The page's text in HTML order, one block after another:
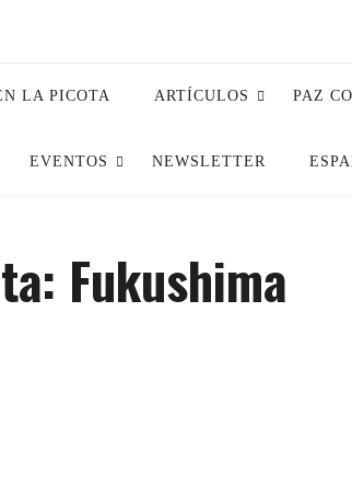
LA PICOTA ARTÍCULOS PAZ
EVENTOS NEWSLETTER
Fukushima